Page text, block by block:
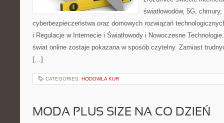
światłowodów, 5G,
cyberbezpieczeństwa oraz domowych rozwiązań
i Regulacje w Internecie i Światłowody i Nowoczesne
świat online zostaje pokazana w sposób czytelny. Zamiast
[…]
CATEGORIES: HODOWLA KUR
MODA PLUS SIZE NA CO DZIEŃ